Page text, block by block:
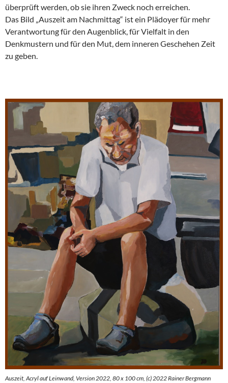
überprüft werden, ob sie ihren Zweck noch erreichen.
Das Bild „Auszeit am Nachmittag“ ist ein Plädoyer für mehr
Verantwortung für den Augenblick, für Vielfalt in den
Denkmustern und für den Mut, dem inneren Geschehen Zeit
zu geben.
Auszeit, Acryl auf Leinwand, Version 2022, 80 x 100 cm, (c) 2022 Rainer Bergmann